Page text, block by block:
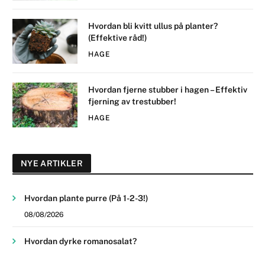
Hvordan bli kvitt ullus på planter?
(Effektive råd!)
HAGE
Hvordan fjerne stubber i hagen – Effektiv
fjerning av trestubber!
HAGE
NYE ARTIKLER
Hvordan plante purre (På 1-2-3!)
08/08/2026
Hvordan dyrke romanosalat?